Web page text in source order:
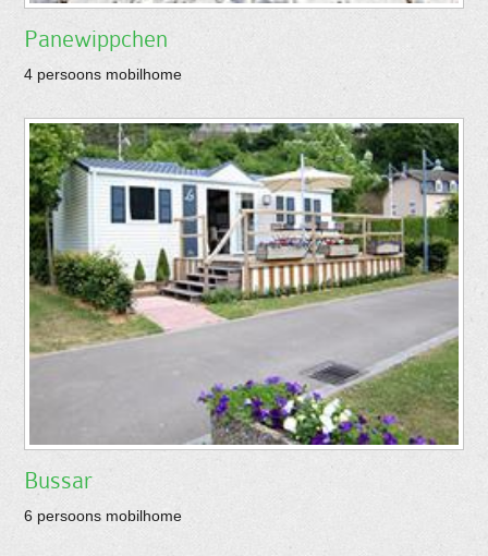
Panewippchen
4 persoons mobilhome
Bussar
6 persoons mobilhome